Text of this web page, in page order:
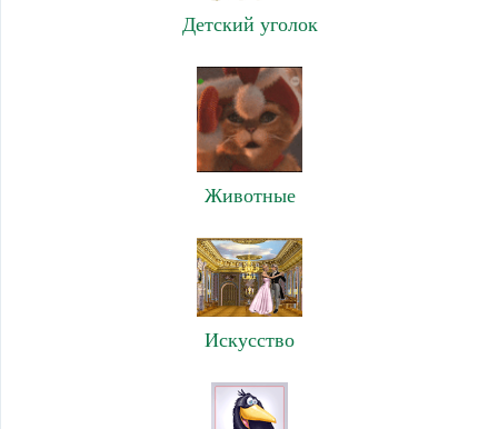
Детский уголок
Животные
Искусство